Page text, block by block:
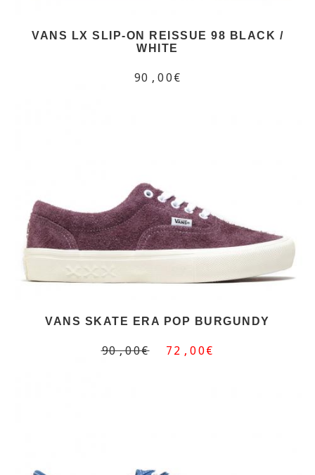
VANS LX SLIP-ON REISSUE 98 BLACK /
WHITE
90,00€
VANS SKATE ERA POP BURGUNDY
90,00€ 72,00€